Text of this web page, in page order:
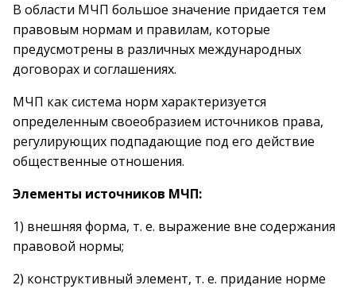
В области МЧП большое значение придается тем
правовым нормам и правилам, которые
предусмотрены в различных международных
договорах и соглашениях.
МЧП как система норм характеризуется
определенным своеобразием источников права,
регулирующих подпадающие под его действие
общественные отношения.
Элементы источников МЧП:
1) внешняя форма, т. е. выражение вне содержания
правовой нормы;
2) конструктивный элемент, т. е. придание норме